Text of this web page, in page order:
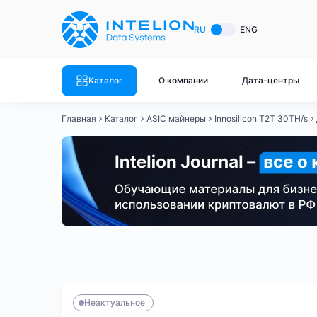
RU ENG
Каталог О компании Дата-центры
ASIC майнеры
Canaan
Innosilicon
Готовый
Готовый
Готовый
Готовый
Готовый
Главная Каталог ASIC майнеры Innosilicon T2T 30TH/s
Неактуальное